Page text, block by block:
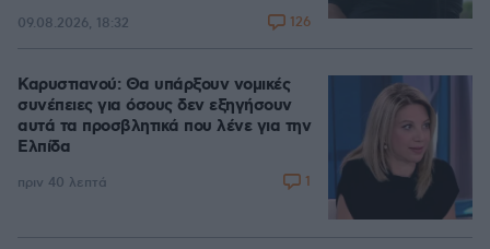
09.08.2026, 18:32 126
Καρυστιανού: Θα υπάρξουν νομικές
συνέπειες για όσους δεν εξηγήσουν
αυτά τα προσβλητικά που λένε για την
Ελπίδα
πριν 40 λεπτά 1